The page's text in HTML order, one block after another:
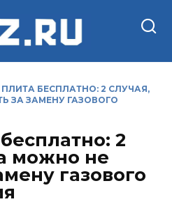
БЕСПЛАТНО: 2 СЛУЧАЯ,
ЗА ЗАМЕНУ ГАЗОВОГО
2
можно не
газового